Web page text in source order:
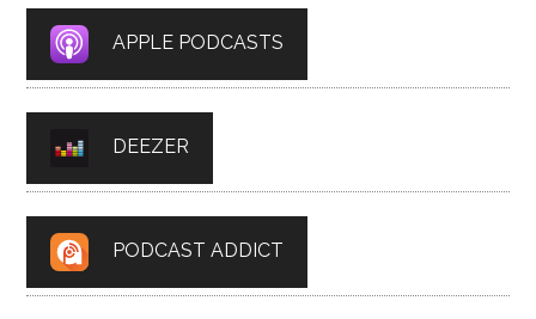
APPLE PODCASTS
DEEZER
PODCAST ADDICT